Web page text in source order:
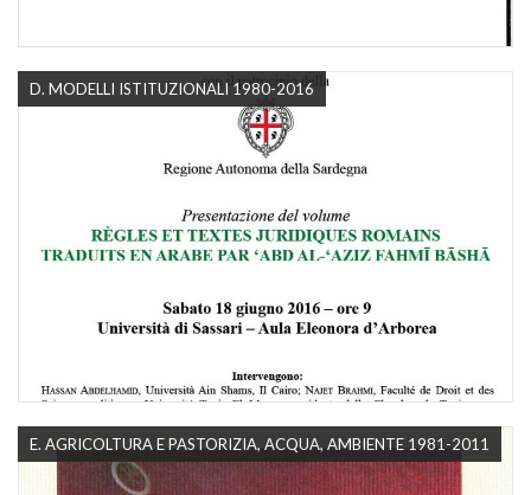
D. MODELLI ISTITUZIONALI 1980-2016
E. AGRICOLTURA E PASTORIZIA, ACQUA, AMBIENTE 1981-2011